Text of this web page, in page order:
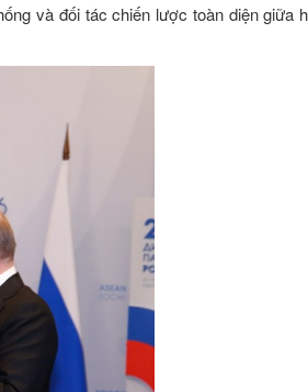
và đối tác chiến lược toàn diện giữa